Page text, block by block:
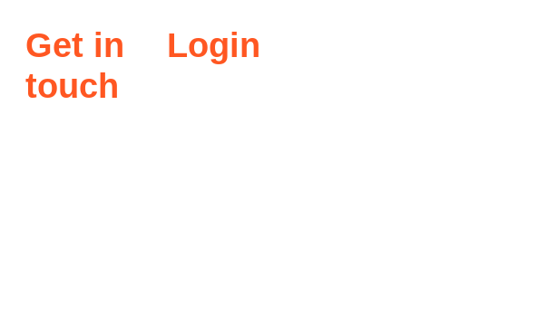
Get in
touch
Login